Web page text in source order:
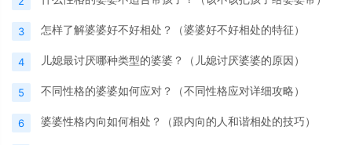
3 怎样了解婆婆好不好相处？（婆婆好不好相处的特征）
4 儿媳最讨厌哪种类型的婆婆？（儿媳讨厌婆婆的原因）
5 不同性格的婆婆如何应对？（不同性格应对详细攻略）
6 婆婆性格内向如何相处？（跟内向的人和谐相处的技巧）